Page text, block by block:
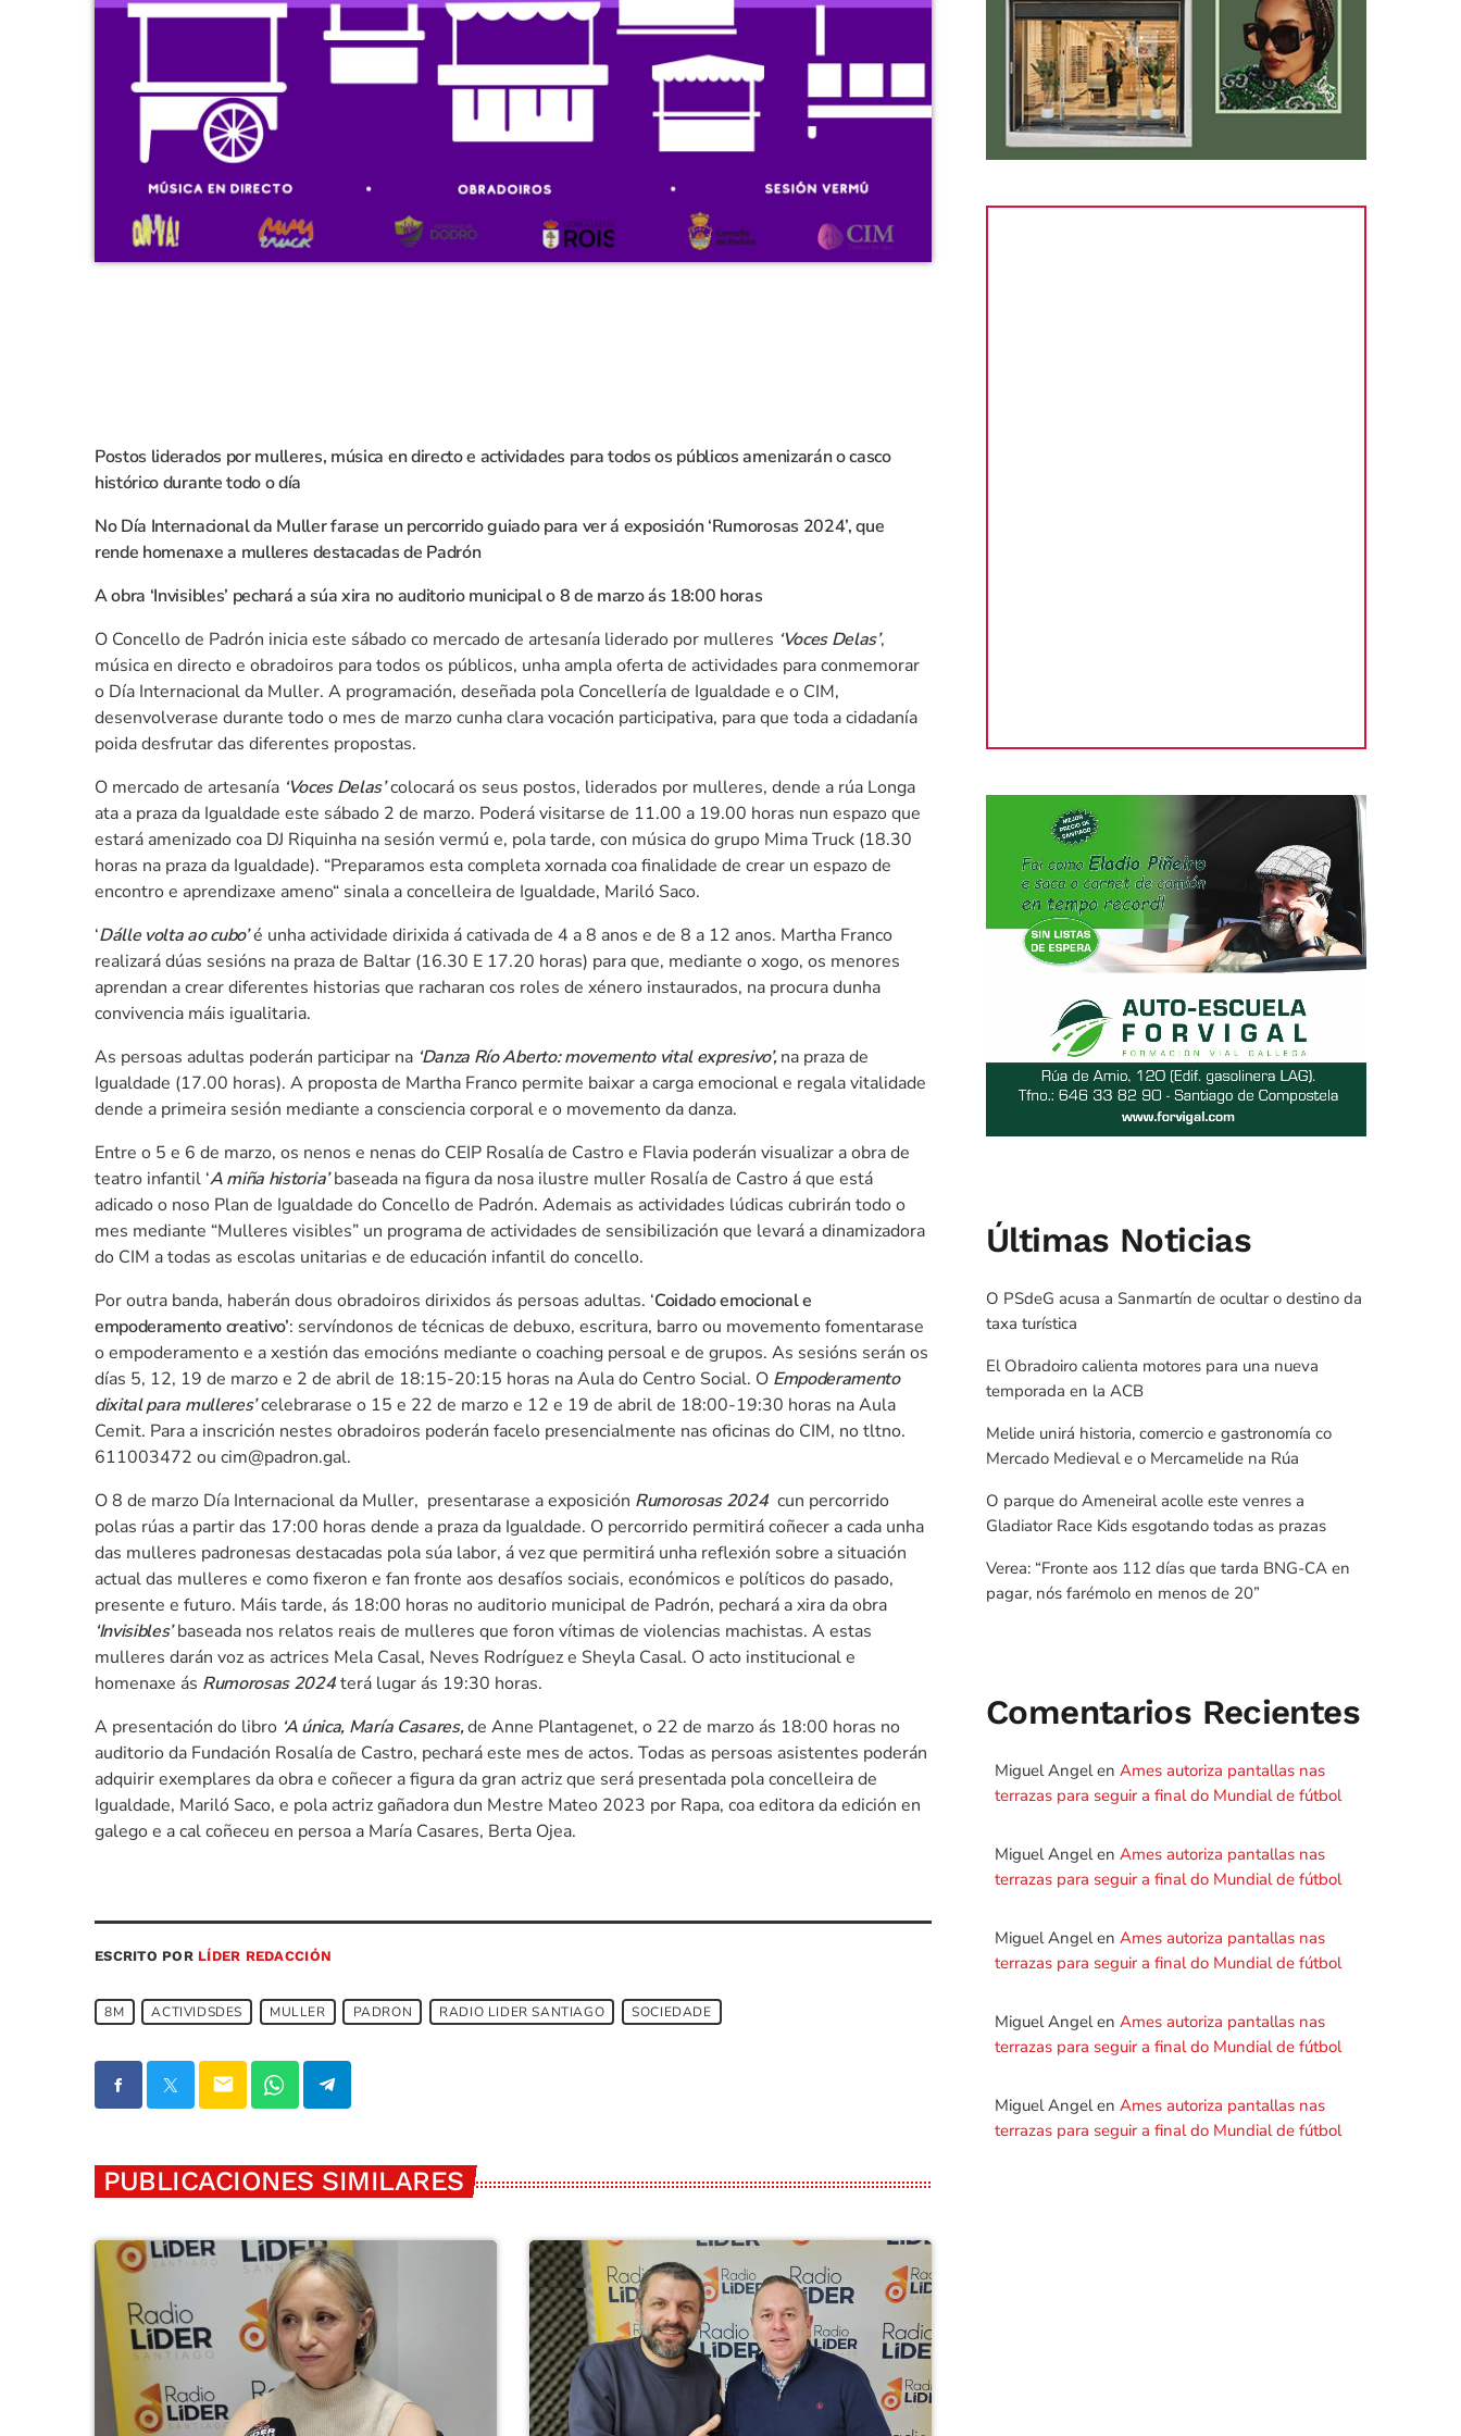
Postos liderados por mulleres, música en directo e actividades para todos os públicos amenizarán o casco
histórico durante todo o día
No Día Internacional da Muller farase un percorrido guiado para ver á exposición ‘Rumorosas 2024’, que
rende homenaxe a mulleres destacadas de Padrón
A obra ‘Invisibles’ pechará a súa xira no auditorio municipal o 8 de marzo ás 18:00 horas
O Concello de Padrón inicia este sábado co mercado de artesanía liderado por mulleres ‘Voces Delas’,
música en directo e obradoiros para todos os públicos, unha ampla oferta de actividades para conmemorar
o Día Internacional da Muller. A programación, deseñada pola Concellería de Igualdade e o CIM,
desenvolverase durante todo o mes de marzo cunha clara vocación participativa, para que toda a cidadanía
poida desfrutar das diferentes propostas.
O mercado de artesanía ‘Voces Delas’colocará os seus postos, liderados por mulleres, dende a rúa Longa
ata a praza da Igualdade este sábado 2 de marzo. Poderá visitarse de 11.00 a 19.00 horas nun espazo que
estará amenizado coa DJ Riquinha na sesión vermú e, pola tarde, con música do grupo Mima Truck (18.30
horas na praza da Igualdade). “Preparamos esta completa xornada coa finalidade de crear un espazo de
encontro e aprendizaxe ameno“ sinala a concelleira de Igualdade, Mariló Saco.
‘Dálle volta ao cubo’é unha actividade dirixida á cativada de 4 a 8 anos e de 8 a 12 anos. Martha Franco
realizará dúas sesións na praza de Baltar (16.30 E 17.20 horas) para que, mediante o xogo, os menores
aprendan a crear diferentes historias que racharan cos roles de xénero instaurados, na procura dunha
convivencia máis igualitaria.
As persoas adultas poderán participar na ‘Danza Río Aberto: movemento vital expresivo’,na praza de
Igualdade (17.00 horas). A proposta de Martha Franco permite baixar a carga emocional e regala vitalidade
dende a primeira sesión mediante a consciencia corporal e o movemento da danza.
Entre o 5 e 6 de marzo, os nenos e nenas do CEIP Rosalía de Castro e Flavia poderán visualizar a obra de
teatro infantil ‘A miña historia’baseada na figura da nosa ilustre muller Rosalía de Castro á que está
adicado o noso Plan de Igualdade do Concello de Padrón. Ademais as actividades lúdicas cubrirán todo o
mes mediante “Mulleres visibles” un programa de actividades de sensibilización que levará a dinamizadora
do CIM a todas as escolas unitarias e de educación infantil do concello.
Por outra banda, haberán dous obradoiros dirixidos ás persoas adultas. ‘Coidado emocional e
empoderamento creativo’: servíndonos de técnicas de debuxo, escritura, barro ou movemento fomentarase
o empoderamento e a xestión das emocións mediante o coaching persoal e de grupos. As sesións serán os
días 5, 12, 19 de marzo e 2 de abril de 18:15-20:15 horas na Aula do Centro Social. O Empoderamento
dixital para mulleres’celebrarase o 15 e 22 de marzo e 12 e 19 de abril de 18:00-19:30 horas na Aula
Cemit. Para a inscrición nestes obradoiros poderán facelo presencialmente nas oficinas do CIM, no tltno.
611003472 ou cim@padron.gal.
O 8 de marzo Día Internacional da Muller, presentarase a exposición Rumorosas 2024cun percorrido
polas rúas a partir das 17:00 horas dende a praza da Igualdade. O percorrido permitirá coñecer a cada unha
das mulleres padronesas destacadas pola súa labor, á vez que permitirá unha reflexión sobre a situación
actual das mulleres e como fixeron e fan fronte aos desafíos sociais, económicos e políticos do pasado,
presente e futuro. Máis tarde, ás 18:00 horas no auditorio municipal de Padrón, pechará a xira da obra
‘Invisibles’baseada nos relatos reais de mulleres que foron vítimas de violencias machistas. A estas
mulleres darán voz as actrices Mela Casal, Neves Rodríguez e Sheyla Casal. O acto institucional e
homenaxe ás Rumorosas 2024terá lugar ás 19:30 horas.
A presentación do libro ‘A única, María Casares,de Anne Plantagenet, o 22 de marzo ás 18:00 horas no
auditorio da Fundación Rosalía de Castro, pechará este mes de actos. Todas as persoas asistentes poderán
adquirir exemplares da obra e coñecer a figura da gran actriz que será presentada pola concelleira de
Igualdade, Mariló Saco, e pola actriz gañadora dun Mestre Mateo 2023 por Rapa, coa editora da edición en
galego e a cal coñeceu en persoa a María Casares, Berta Ojea.
ESCRITO POR LÍDER REDACCIÓN
8M ACTIVIDSDES MULLER PADRON RADIO LIDER SANTIAGO SOCIEDADE
email
PUBLICACIONES SIMILARES
Últimas Noticias
O PSdeG acusa a Sanmartín de ocultar o destino da
taxa turística
El Obradoiro calienta motores para una nueva
temporada en la ACB
Melide unirá historia, comercio e gastronomía co
Mercado Medieval e o Mercamelide na Rúa
O parque do Ameneiral acolle este venres a
Gladiator Race Kids esgotando todas as prazas
Verea: “Fronte aos 112 días que tarda BNG-CA en
pagar, nós farémolo en menos de 20”
Comentarios Recientes
Miguel Angelen Ames autoriza pantallas nas
terrazas para seguir a final do Mundial de fútbol
Miguel Angelen Ames autoriza pantallas nas
terrazas para seguir a final do Mundial de fútbol
Miguel Angelen Ames autoriza pantallas nas
terrazas para seguir a final do Mundial de fútbol
Miguel Angelen Ames autoriza pantallas nas
terrazas para seguir a final do Mundial de fútbol
Miguel Angelen Ames autoriza pantallas nas
terrazas para seguir a final do Mundial de fútbol